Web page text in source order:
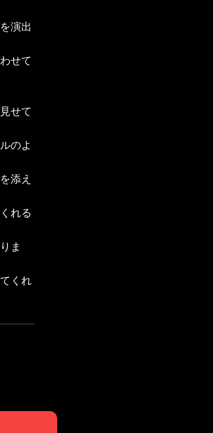
演出
せて
せて
のよ
添え
れる
ま
くれ